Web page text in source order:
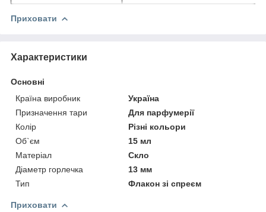
Приховати
Характеристики
Основні
Країна виробник
Україна
Призначення тари
Для парфумерії
Колір
Різні кольори
Об`єм
15 мл
Матеріал
Скло
Діаметр горлечка
13 мм
Тип
Флакон зі спреєм
Приховати